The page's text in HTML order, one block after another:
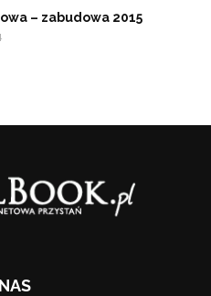
– zabudowa 2015